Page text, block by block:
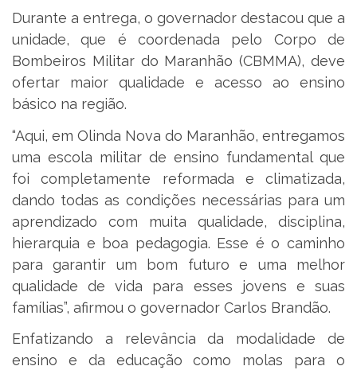
Durante a entrega, o governador destacou que a
unidade, que é coordenada pelo Corpo de
Bombeiros Militar do Maranhão (CBMMA), deve
ofertar maior qualidade e acesso ao ensino
básico na região.
“Aqui, em Olinda Nova do Maranhão, entregamos
uma escola militar de ensino fundamental que
foi completamente reformada e climatizada,
dando todas as condições necessárias para um
aprendizado com muita qualidade, disciplina,
hierarquia e boa pedagogia. Esse é o caminho
para garantir um bom futuro e uma melhor
qualidade de vida para esses jovens e suas
famílias”, afirmou o governador Carlos Brandão.
Enfatizando a relevância da modalidade de
ensino e da educação como molas para o